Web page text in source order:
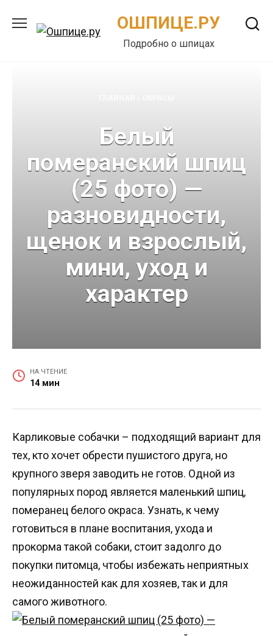
содержанию
ОШПИЦЕ.РУ
Подробно о шпицах
Белый
померанский шпиц
(25 фото) —
разновидности,
щенок и взрослый,
мини, уход и
характер
НА ЧТЕНИЕ
14 мин
Карликовые собачки – подходящий вариант для
тех, кто хочет обрести пушистого друга, но
крупного зверя заводить не готов. Одной из
популярных пород является маленький шпиц,
померанец белого окраса. Узнать, к чему
готовиться в плане воспитания, ухода и
прокорма такой собаки, стоит задолго до
покупки питомца, чтобы избежать неприятных
неожиданностей как для хозяев, так и для
самого животного.